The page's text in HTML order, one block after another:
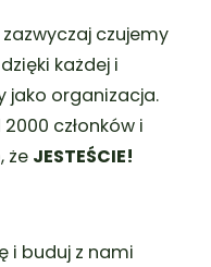
czujemy
każdej i
jako organizacja.
członków i
że JESTEŚCIE!
i buduj z nami